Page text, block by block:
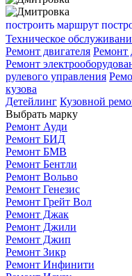
построить маршрут
Техническое
Ремонт двигателя Ремонт
Ремонт
рулевого управления
кузова
Детейлинг Кузовной
Выбрать марку
Ремонт Ауди
Ремонт БИД
Ремонт БМВ
Ремонт Бентли
Ремонт Вольво
Ремонт Генезис
Ремонт Грейт Вол
Ремонт Джак
Ремонт Джили
Ремонт Джип
Ремонт Зикр
Ремонт Инфинити